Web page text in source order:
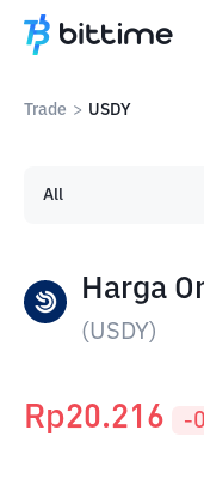
Trade > USDY
Harga
(USDY)
All
Rp20.216 -